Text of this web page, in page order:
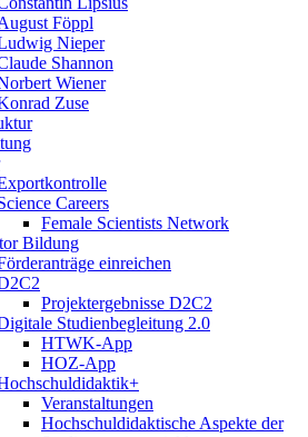
Föppl
Nieper
Shannon
Wiener
Zuse
Careers
Female Scientists Network
Bildung
einreichen
Projektergebnisse D2C2
Studienbegleitung 2.0
HTWK-App
HOZ-App
Veranstaltungen
Hochschuldidaktische Aspekte der